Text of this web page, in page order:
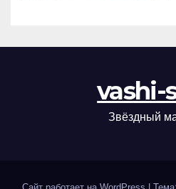
vashi-
Звёздный